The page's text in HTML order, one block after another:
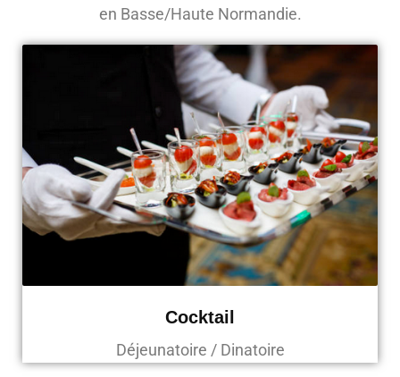
en Basse/Haute Normandie.
Cocktail
Déjeunatoire / Dinatoire